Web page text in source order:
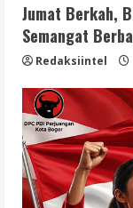
Jumat Berkah,
Semangat
Redaksiintel